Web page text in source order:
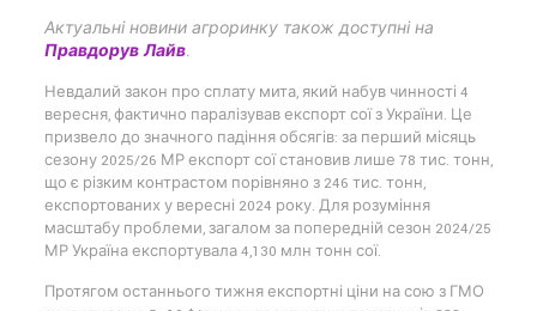
Актуальні новини агроринку також доступні на
Правдорув Лайв.
Невдалий закон про сплату мита, який набув чинності 4
вересня, фактично паралізував експорт сої з України. Це
призвело до значного падіння обсягів: за перший місяць
сезону 2025/26 МР експорт сої становив лише 78 тис. тонн,
що є різким контрастом порівняно з 246 тис. тонн,
експортованих у вересні 2024 року. Для розуміння
масштабу проблеми, загалом за попередній сезон 2024/25
МР Україна експортувала 4,130 млн тонн сої.
Протягом останнього тижня експортні ціни на сою з ГМО